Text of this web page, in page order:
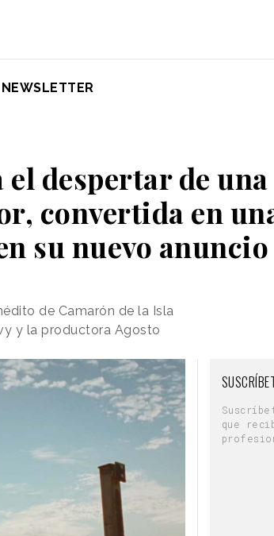
NEWSLETTER
despertar de
convertida en
su nuevo anuncio
de Camarón de la Isla
y la productora Agosto
que